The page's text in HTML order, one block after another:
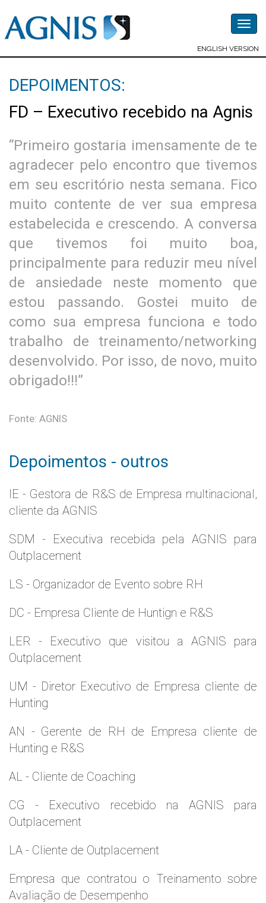
ENGLISH VERSION
DEPOIMENTOS:
FD – Executivo recebido na Agnis
“Primeiro gostaria imensamente de te
agradecer pelo encontro que tivemos
em seu escritório nesta semana. Fico
muito contente de ver sua empresa
estabelecida e crescendo. A conversa
que tivemos foi muito boa,
principalmente para reduzir meu nível
de ansiedade neste momento que
estou passando. Gostei muito de
como sua empresa funciona e todo
trabalho de treinamento/networking
desenvolvido. Por isso, de novo, muito
obrigado!!!”
Fonte: AGNIS
Depoimentos - outros
IE - Gestora de R&S de Empresa multinacional,
cliente da AGNIS
SDM - Executiva recebida pela AGNIS para
Outplacement
LS - Organizador de Evento sobre RH
DC - Empresa Cliente de Huntign e R&S
LER - Executivo que visitou a AGNIS para
Outplacement
UM - Diretor Executivo de Empresa cliente de
Hunting
AN - Gerente de RH de Empresa cliente de
Hunting e R&S
AL - Cliente de Coaching
CG - Executivo recebido na AGNIS para
Outplacement
LA - Cliente de Outplacement
Empresa que contratou o Treinamento sobre
Avaliação de Desempenho